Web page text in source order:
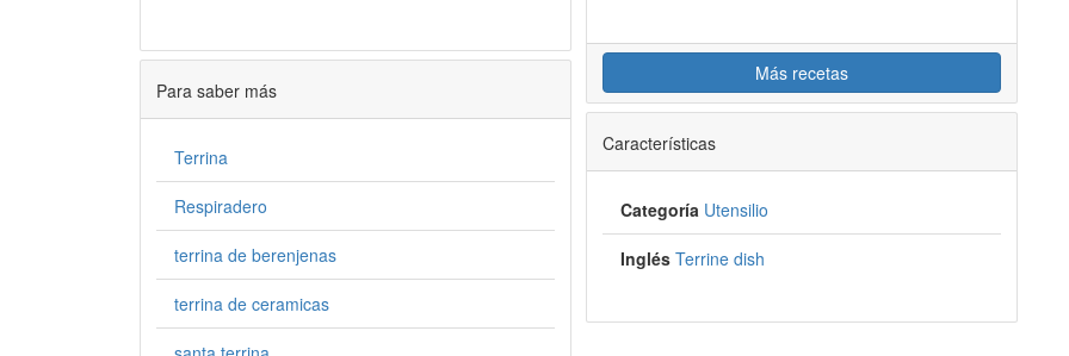
Para saber más
Terrina
Respiradero
terrina de berenjenas
terrina de ceramicas
Más recetas
Características
Categoría Utensilio
Inglés Terrine dish